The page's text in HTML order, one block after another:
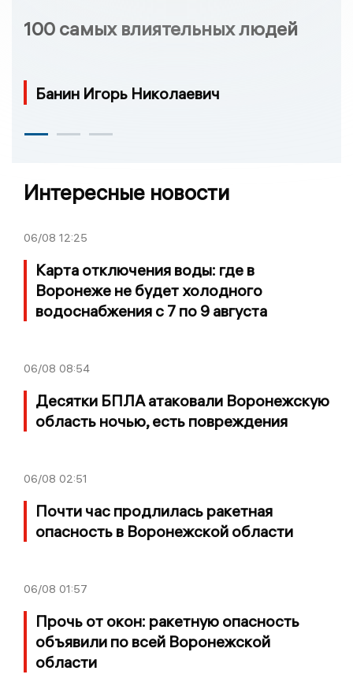
100 самых влиятельных людей
Банин Игорь Николаевич
Интересные новости
06/08 12:25
Карта отключения воды: где в
Воронеже не будет холодного
водоснабжения с 7 по 9 августа
06/08 08:54
Десятки БПЛА атаковали Воронежскую
область ночью, есть повреждения
06/08 02:51
Почти час продлилась ракетная
опасность в Воронежской области
06/08 01:57
Прочь от окон: ракетную опасность
объявили по всей Воронежской
области